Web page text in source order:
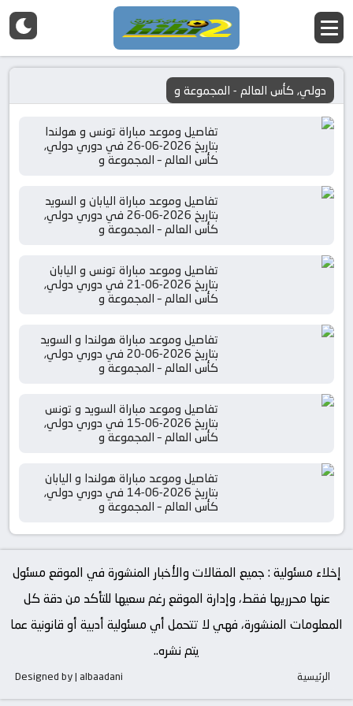
دولي, كأس العالم - المجموعة و
تفاصيل وموعد مباراة تونس و هولندا
بتاريخ 2026-06-26 في دوري دولي,
كأس العالم – المجموعة و
تفاصيل وموعد مباراة اليابان و السويد
بتاريخ 2026-06-26 في دوري دولي,
كأس العالم – المجموعة و
تفاصيل وموعد مباراة تونس و اليابان
بتاريخ 2026-06-21 في دوري دولي,
كأس العالم – المجموعة و
تفاصيل وموعد مباراة هولندا و السويد
بتاريخ 2026-06-20 في دوري دولي,
كأس العالم – المجموعة و
تفاصيل وموعد مباراة السويد و تونس
بتاريخ 2026-06-15 في دوري دولي,
كأس العالم – المجموعة و
تفاصيل وموعد مباراة هولندا و اليابان
بتاريخ 2026-06-14 في دوري دولي,
كأس العالم – المجموعة و
إخلاء مسئولية : جميع المقالات والأخبار المنشورة في الموقع مسئول
عنها محرريها فقط، وإدارة الموقع رغم سعيها للتأكد من دقة كل
المعلومات المنشورة، فهي لا تتحمل أي مسئولية أدبية أو قانونية عما
يتم نشره..
Designed by | albaadani الرئيسية